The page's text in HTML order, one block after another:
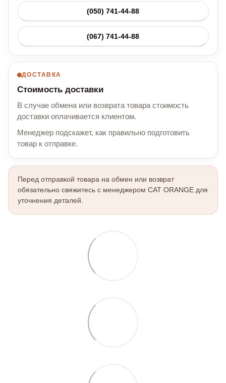
(050) 741-44-88
(067) 741-44-88
ДОСТАВКА
Стоимость доставки
В случае обмена или возврата товара стоимость
доставки оплачивается клиентом.
Менеджер подскажет, как правильно подготовить
товар к отправке.
Перед отправкой товара на обмен или возврат
обязательно свяжитесь с менеджером CAT ORANGE для
уточнения деталей.